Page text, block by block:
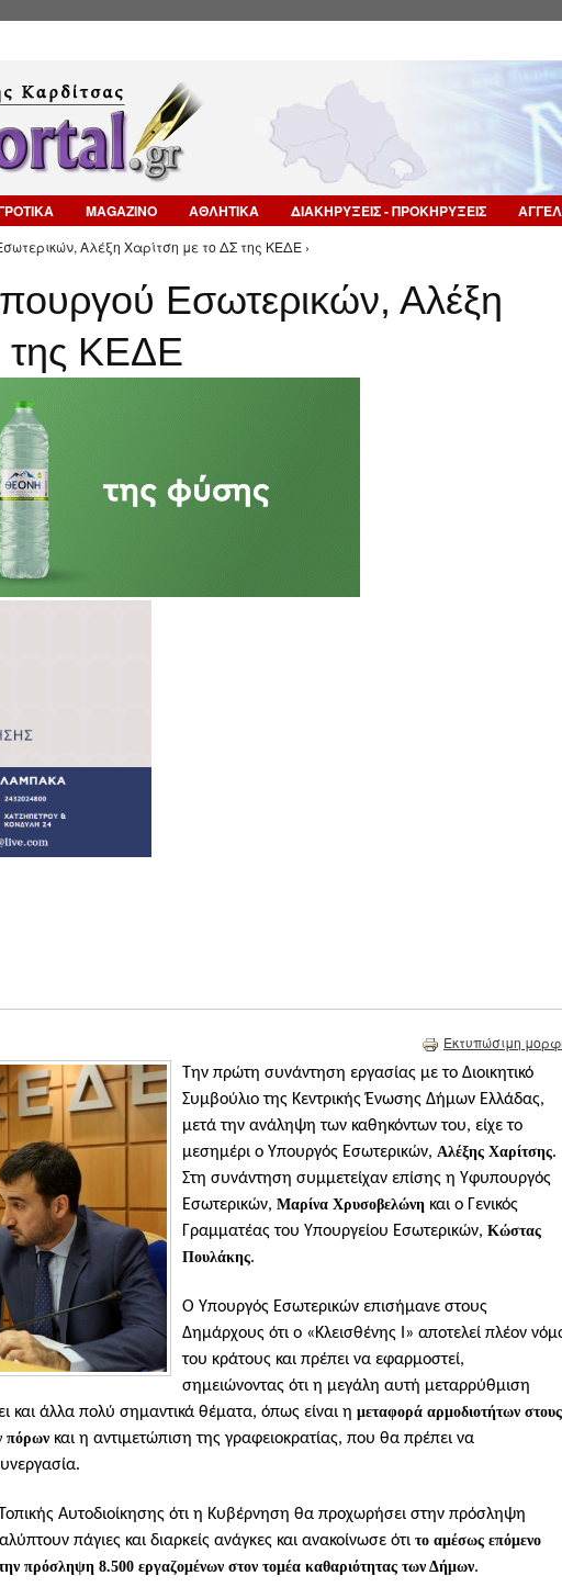
MAGAZINO ΑΘΛΗΤΙΚΑ ΔΙΑΚΗΡΥΞΕΙΣ - ΠΡΟΚΗΡΥΞΕΙΣ
Αλέξη Χαρίτση με το ΔΣ της ΚΕΔΕ ›
Εσωτερικών, Αλέξη
της ΚΕΔΕ
Εκτυπώσιμη
Tην πρώτη συνάντηση εργασίας με το Διοικητικό
Συμβούλιο της Κεντρικής Ένωσης Δήμων Ελλάδας,
μετά την ανάληψη των καθηκόντων του, είχε το
μεσημέρι ο Υπουργός Εσωτερικών, Αλέξης Χαρίτσης.
Στη συνάντηση συμμετείχαν επίσης η Υφυπουργός
Εσωτερικών, Μαρίνα Χρυσοβελώνη και ο Γενικός
Γραμματέας του Υπουργείου Εσωτερικών, Κώστας
Πουλάκης.
O Υπουργός Εσωτερικών επισήμανε στους
Δημάρχους ότι ο «Κλεισθένης Ι» αποτελεί πλέον
του κράτους και πρέπει να εφαρμοστεί,
σημειώνοντας ότι η μεγάλη αυτή μεταρρύθμιση
και άλλα πολύ σημαντικά θέματα, όπως είναι η μεταφορά αρμοδιοτήτων στους
πόρων και η αντιμετώπιση της γραφειοκρατίας, που θα πρέπει να
Αυτοδιοίκησης ότι η Κυβέρνηση θα προχωρήσει στην πρόσληψη
πάγιες και διαρκείς ανάγκες και ανακοίνωσε ότι το αμέσως επόμενο
πρόσληψη 8.500 εργαζομένων στον τομέα καθαριότητας των Δήμων.